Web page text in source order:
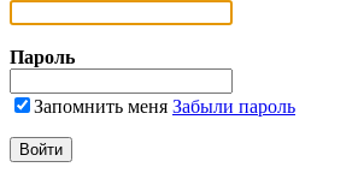
Пароль
Запомнить меня Забыли пароль